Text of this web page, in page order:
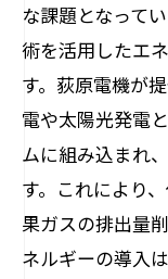
な課題となって
術を活用したエ
す。荻原電機が
電や太陽光発電
ムに組み込まれ
す。これにより
果ガスの排出量
ネルギーの導入